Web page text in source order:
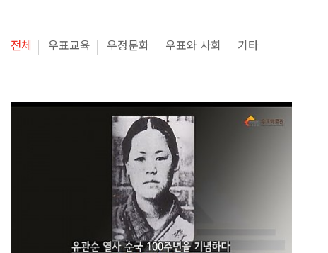
전체 우표교육 우정문화 우표와 사회 기타